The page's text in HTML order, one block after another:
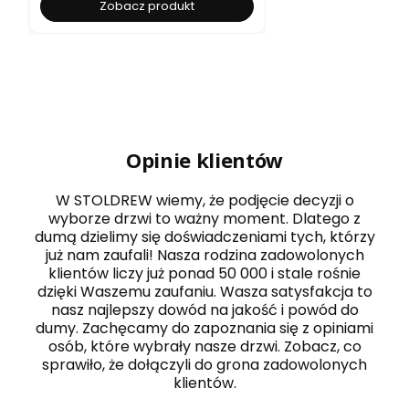
Zobacz produkt
Opinie klientów
W STOLDREW wiemy, że podjęcie decyzji o
wyborze drzwi to ważny moment. Dlatego z
dumą dzielimy się doświadczeniami tych, którzy
już nam zaufali! Nasza rodzina zadowolonych
klientów liczy już ponad 50 000 i stale rośnie
dzięki Waszemu zaufaniu. Wasza satysfakcja to
nasz najlepszy dowód na jakość i powód do
dumy. Zachęcamy do zapoznania się z opiniami
osób, które wybrały nasze drzwi. Zobacz, co
sprawiło, że dołączyli do grona zadowolonych
klientów.